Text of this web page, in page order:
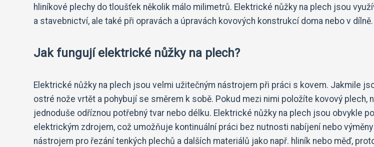
hliníkové plechy do tloušťek několik málo milimetrů. Elektrické nůžky na plech jsou
a stavebnictví, ale také při opravách a úpravách kovových konstrukcí doma nebo v dílně.
Jak fungují elektrické nůžky na plech?
Elektrické nůžky na plech jsou velmi užitečným nástrojem při práci s kovem. Jakmile
ostré nože vrtět a pohybují se směrem k sobě. Pokud mezi nimi položíte kovový plech,
jednoduše odříznou potřebný tvar nebo délku. Elektrické nůžky na plech jsou obvykle
elektrickým zdrojem, což umožňuje kontinuální práci bez nutnosti nabíjení nebo
nástrojem pro řezání tenkých plechů a dalších materiálů jako např. hliník nebo měď,